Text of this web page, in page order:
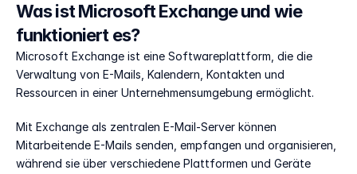
Was ist Microsoft Exchange und wie
funktioniert es?
Microsoft Exchange ist eine Softwareplattform, die die
Verwaltung von E-Mails, Kalendern, Kontakten und
Ressourcen in einer Unternehmensumgebung ermöglicht.
Mit Exchange als zentralen E-Mail-Server können
Mitarbeitende E-Mails senden, empfangen und organisieren,
während sie über verschiedene Plattformen und Geräte